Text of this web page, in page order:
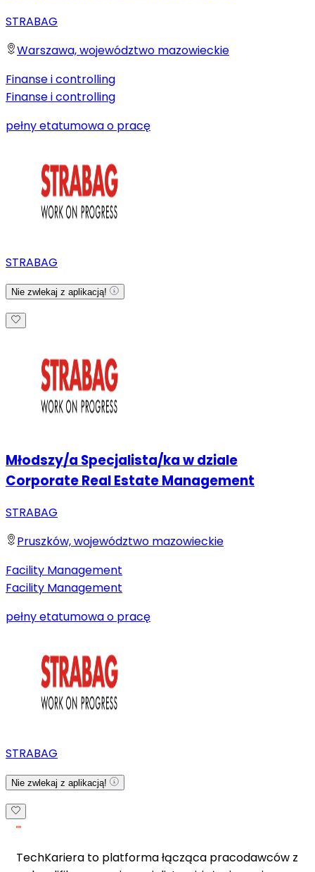
STRABAG
Warszawa, województwo mazowieckie
Finanse i controlling
Finanse i controlling
pełny etatumowa o pracę
STRABAG
Nie zwlekaj z aplikacją!
Młodszy/a Specjalista/ka w dziale
Corporate Real Estate Management
STRABAG
Pruszków, województwo mazowieckie
Facility Management
Facility Management
pełny etatumowa o pracę
STRABAG
Nie zwlekaj z aplikacją!
TechKariera to platforma łącząca pracodawców z